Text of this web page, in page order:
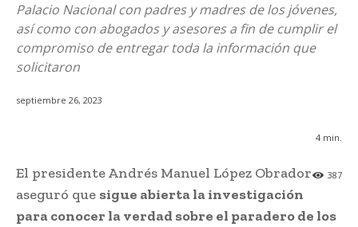
Palacio Nacional con padres y madres de los jóvenes,
así como con abogados y asesores a fin de cumplir el
compromiso de entregar toda la información que
solicitaron
septiembre 26, 2023
4 min.
387
El presidente Andrés Manuel López Obrador
aseguró que sigue abierta la investigación
para conocer la verdad sobre el paradero de los